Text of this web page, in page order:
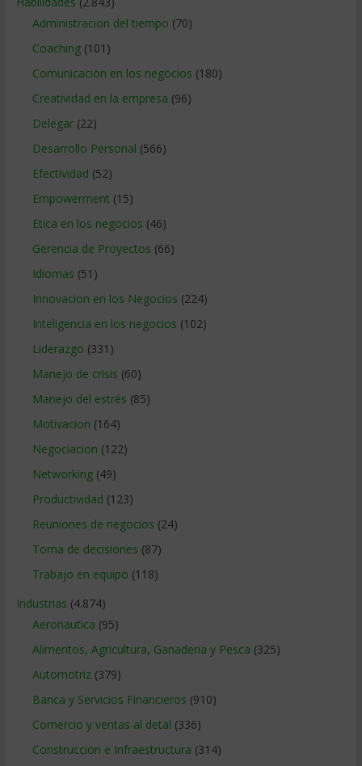
Administracion del tiempo (70)
Coaching(101)
Comunicacion en los negocios (180)
Creatividad en la empresa (96)
Delegar(22)
Desarrollo Personal (566)
Efectividad (52)
Empowerment (15)
Etica en los negocios (46)
Gerencia de Proyectos (66)
Idiomas (51)
Innovacion en los Negocios (224)
Inteligencia en los negocios (102)
Liderazgo (331)
Manejo de crisis (60)
Manejo del estrés (85)
Motivacion (164)
Negociacion (122)
Networking(49)
Productividad (123)
Reuniones de negocios (24)
Toma de decisiones (87)
Trabajo en equipo (118)
Industrias (4.874)
Aeronautica (95)
Alimentos, Agricultura, Ganaderia y Pesca (325)
Automotriz(379)
Banca y Servicios Financieros (910)
Comercio y ventas al detal (336)
Construccion e Infraestructura (314)